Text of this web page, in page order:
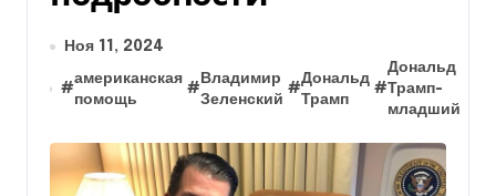
Ноя 11, 2024
#
американская
помощь
#
Владимир
Зеленский
#
Дональд
Трамп
#
Дональд
Трамп-
младший